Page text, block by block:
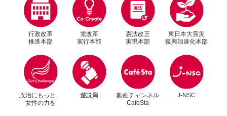
行政改革
推進本部
党改革
実行本部
憲法改正
実現本部
東日本大震災
復興加速化本部
政治にもっと、
女性の力を
別ウィンドウリンク
遊説局
別ウィンドウリンク
動画チャンネル
CafeSta
J-NSC